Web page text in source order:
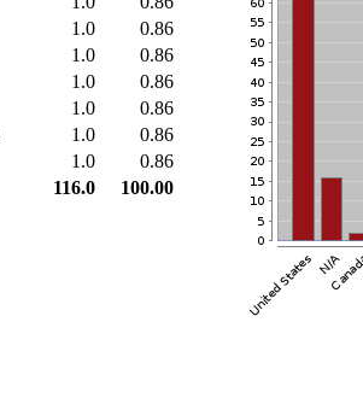
1.0
0.86
1.0
0.86
1.0
0.86
1.0
0.86
1.0
0.86
1.0
0.86
116.0
100.00